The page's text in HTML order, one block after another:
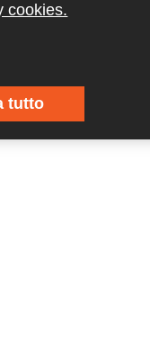
cookies.
tutto